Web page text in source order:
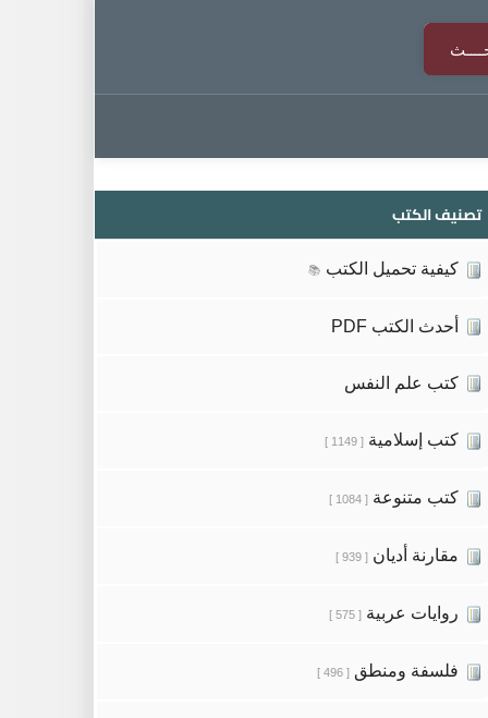
تصنيف الكتب
كيفية تحميل الكتب 📚
أحدث الكتب PDF
كتب علم النفس
كتب إسلامية [ 1149 ]
كتب متنوعة [ 1084 ]
مقارنة أديان [ 939 ]
روايات عربية [ 575 ]
فلسفة ومنطق [ 496 ]